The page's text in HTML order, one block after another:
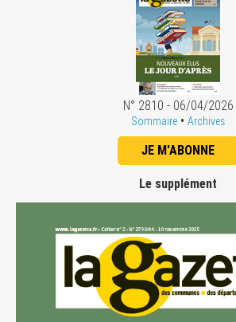
N° 2810 - 06/04/2026
Sommaire • Archives
JE M'ABONNE
Le supplément